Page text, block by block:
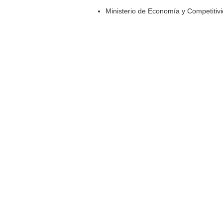
Ministerio de Economía y